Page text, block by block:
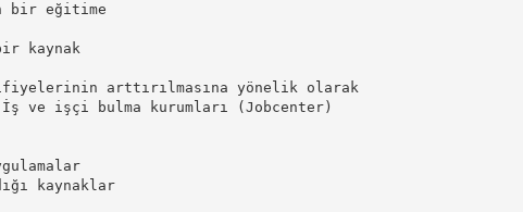
bir eğitime
kaynak
arttırılmasına yönelik olarak
ve işçi bulma kurumları (Jobcenter)
kaynaklar